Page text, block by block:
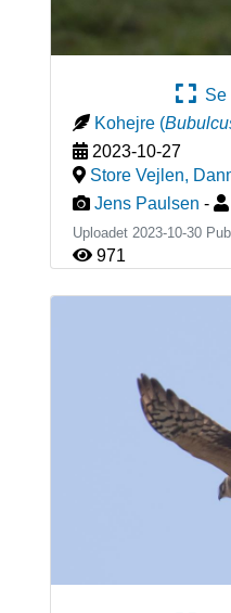
Se
Kohejre (
2023-10-27
Store Vejlen,
Jens Paulsen -
Uploadet 2023-10-30
971